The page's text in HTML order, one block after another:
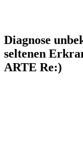
Diagnose
seltenen
ARTE Re:)